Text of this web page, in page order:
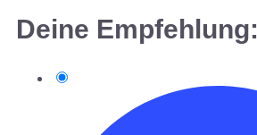
Deine Empfehlung: